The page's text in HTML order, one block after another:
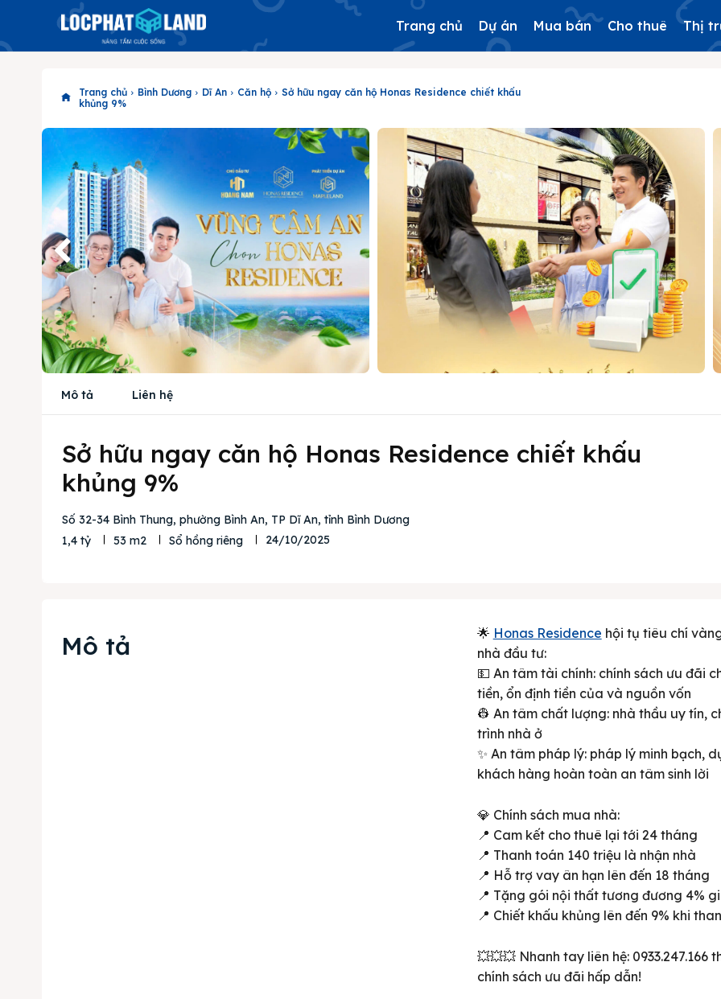
Phiên bản cập nhật V3
& tìm kiếm nhanh chóng hơn
Trang chủ Dự án Mua bán Cho thuê Thị
Trang chủ Bình Dương Dĩ An Căn hộ
Sở hữu ngay căn hộ Honas Residence chiết khấu
khủng 9%
Mô tả Liên hệ
Sở hữu ngay căn hộ Honas Residence chiết khấu
khủng 9%
Số 32-34 Bình Thung, phường Bình An, TP Dĩ An, tỉnh Bình Dương
1,4 tỷ
53 m2 Sổ hồng riêng 24/10/2025
Mô tả 🌟 Honas Residence hội tụ tiêu chí
nhà đầu tư:
💵 An tâm tài chính: chính sách ưu đãi
tiền, ổn định tiền của và nguồn vốn
👷 An tâm chất lượng: nhà thầu uy tín,
trình nhà ở
✨ An tâm pháp lý: pháp lý minh bạch,
khách hàng hoàn toàn an tâm sinh lời
💎 Chính sách mua nhà:
📍 Cam kết cho thuê lại tới 24 tháng
📍 Thanh toán 140 triệu là nhận nhà
📍 Hỗ trợ vay ân hạn lên đến 18 tháng
📍 Tặng gói nội thất tương đương 4%
📍 Chiết khấu khủng lên đến 9% khi
💥💥💥 Nhanh tay liên hệ:
chính sách ưu đãi hấp dẫn!